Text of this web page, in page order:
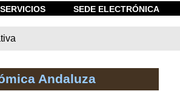
SERVICIOS SEDE ELECTRÓNICA
Andaluza